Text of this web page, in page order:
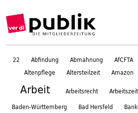
22 Abfindung Abmahnung AfCFTA
Altenpflege
Altersteilzeit Amazon
Arbeit Arbeitsrecht
Baden-Württemberg Bad Hersfeld